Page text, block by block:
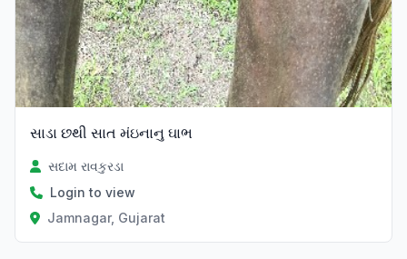
સાડા છથી સાત મંઇનાનુ ઘાભ
સદામ રાવકુરડા
Login to view
Jamnagar, Gujarat